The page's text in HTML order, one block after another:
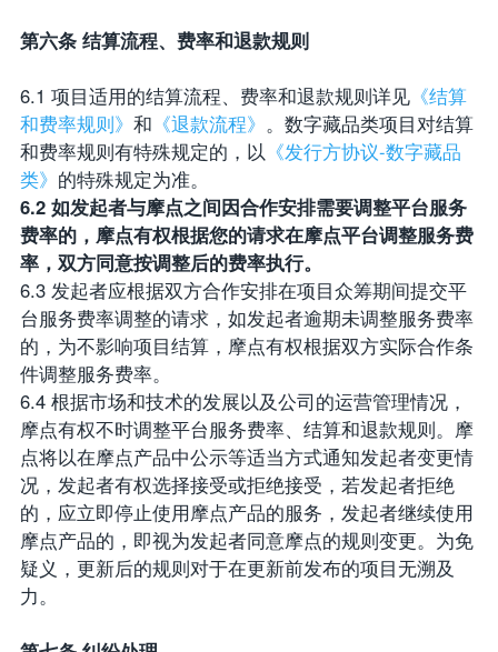
第六条 结算流程、费率和退款规则
6.1 项目适用的结算流程、费率和退款规则详见《结算
和费率规则》 和 《退款流程》 。数字藏品类项目对结算
和费率规则有特殊规定的，以 《发行方协议-数字藏品
类》 的特殊规定为准。
6.2 如发起者与摩点之间因合作安排需要调整平台服务
费率的，摩点有权根据您的请求在摩点平台调整服务费
率，双方同意按调整后的费率执行。
6.3 发起者应根据双方合作安排在项目众筹期间提交平
台服务费率调整的请求，如发起者逾期未调整服务费率
的，为不影响项目结算，摩点有权根据双方实际合作条
件调整服务费率。
6.4 根据市场和技术的发展以及公司的运营管理情况，
摩点有权不时调整平台服务费率、结算和退款规则。摩
点将以在摩点产品中公示等适当方式通知发起者变更情
况，发起者有权选择接受或拒绝接受，若发起者拒绝
的，应立即停止使用摩点产品的服务，发起者继续使用
摩点产品的，即视为发起者同意摩点的规则变更。为免
疑义，更新后的规则对于在更新前发布的项目无溯及
力。